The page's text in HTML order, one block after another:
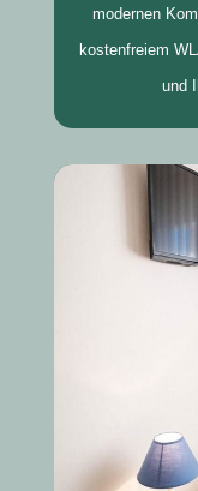
modernen
kostenfreiem
und